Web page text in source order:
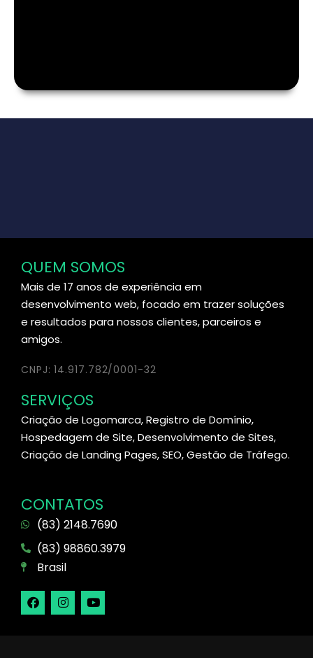
QUEM SOMOS
Mais de 17 anos de experiência em
desenvolvimento web, focado em trazer soluções
e resultados para nossos clientes, parceiros e
amigos.
CNPJ: 14.917.782/0001-32
SERVIÇOS
Criação de Logomarca, Registro de Domínio,
Hospedagem de Site, Desenvolvimento de Sites,
Criação de Landing Pages, SEO, Gestão de Tráfego.
CONTATOS
(83) 2148.7690
(83) 98860.3979
Brasil